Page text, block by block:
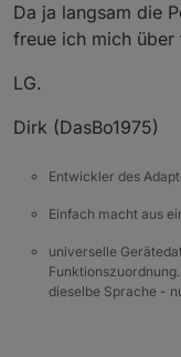
Da ja langsam die
freue ich mich über
LG.
Dirk (DasBo1975)
Entwickler des
Einfach macht aus
universelle
dieselbe Sprache -